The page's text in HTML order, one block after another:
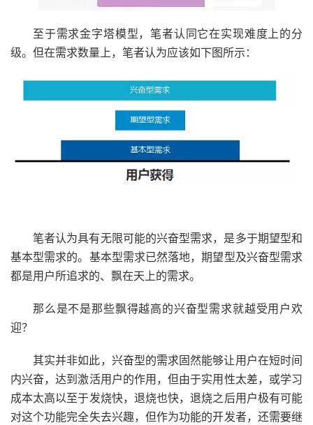
至于需求金字塔模型，笔者认同它在实现难度上的分
级。但在需求数量上，笔者认为应该如下图所示：
笔者认为具有无限可能的兴奋型需求，是多于期望型和
基本型需求的。基本型需求已然落地，期望型及兴奋型需求
都是用户所追求的、飘在天上的需求。
那么是不是那些飘得越高的兴奋型需求就越受用户欢
迎？
其实并非如此，兴奋型的需求固然能够让用户在短时间
内兴奋，达到激活用户的作用，但由于实用性太差，或学习
成本太高以至于发烧快，退烧也快，退烧之后用户极有可能
对这个功能完全失去兴趣，但作为功能的开发者，还需要继